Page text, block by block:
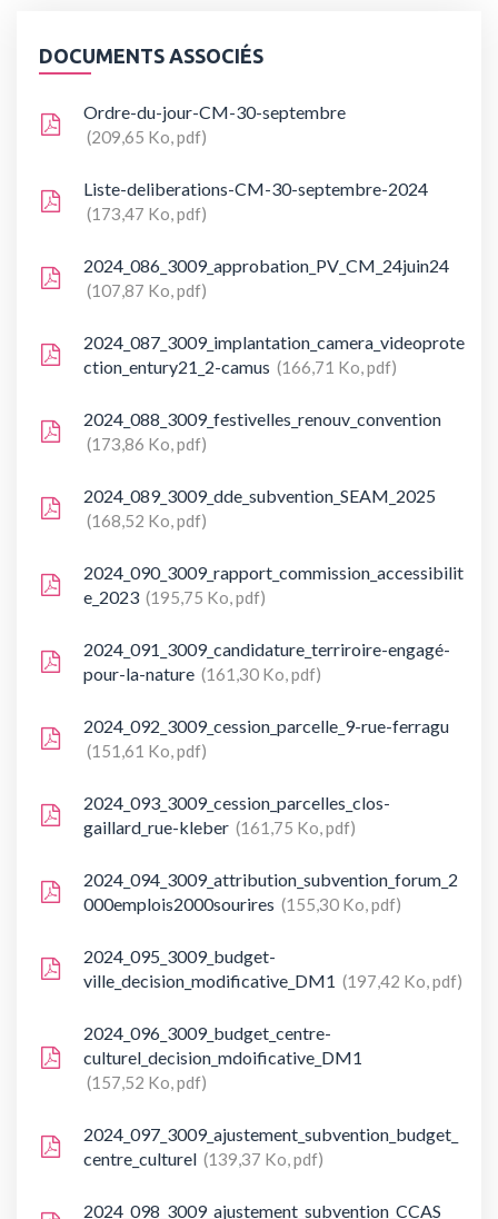
DOCUMENTS ASSOCIÉS
Ordre-du-jour-CM-30-septembre
209,65 Ko, pdf
Liste-deliberations-CM-30-septembre-2024
173,47 Ko, pdf
2024_086_3009_approbation_PV_CM_24juin24
107,87 Ko, pdf
2024_087_3009_implantation_camera_videoprote
ction_entury21_2-camus
166,71 Ko, pdf
2024_088_3009_festivelles_renouv_convention
173,86 Ko, pdf
2024_089_3009_dde_subvention_SEAM_2025
168,52 Ko, pdf
2024_090_3009_rapport_commission_accessibilit
e_2023
195,75 Ko, pdf
2024_091_3009_candidature_terriroire-engagé-
pour-la-nature
161,30 Ko, pdf
2024_092_3009_cession_parcelle_9-rue-ferragu
151,61 Ko, pdf
2024_093_3009_cession_parcelles_clos-
gaillard_rue-kleber
161,75 Ko, pdf
2024_094_3009_attribution_subvention_forum_2
000emplois2000sourires
155,30 Ko, pdf
2024_095_3009_budget-
ville_decision_modificative_DM1
197,42 Ko, pdf
2024_096_3009_budget_centre-
culturel_decision_mdoificative_DM1
157,52 Ko, pdf
2024_097_3009_ajustement_subvention_budget_
centre_culturel
139,37 Ko, pdf
2024_098_3009_ajustement_subvention_CCAS